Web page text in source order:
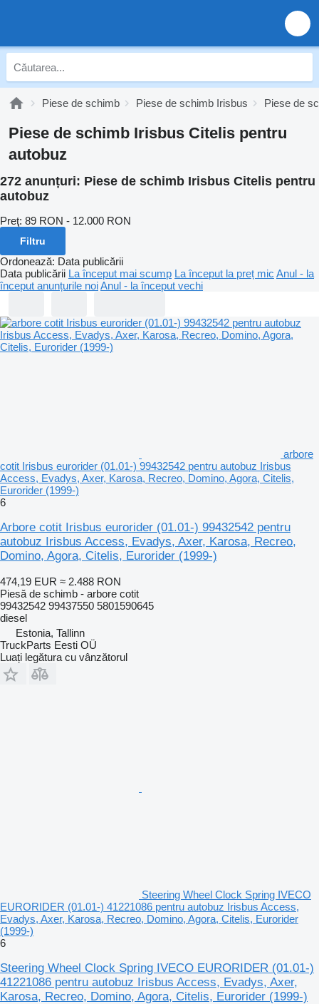
Piese de schimb Piese de schimb Irisbus Piese de
Piese de schimb Irisbus Citelis pentru
autobuz
272 anunțuri: Piese de schimb Irisbus Citelis pentru
autobuz
Preţ: 89 RON - 12.000 RON
Filtru
Ordonează: Data publicării
Data publicării La început mai scump La început la preț mic Anul - la
început anunțurile noiAnul - la început vechi
arbore
cotit Irisbus eurorider (01.01-) 99432542 pentru autobuz Irisbus
Access, Evadys, Axer, Karosa, Recreo, Domino, Agora, Citelis,
Eurorider (1999-)
6
Arbore cotit Irisbus eurorider (01.01-) 99432542 pentru
autobuz Irisbus Access, Evadys, Axer, Karosa, Recreo,
Domino, Agora, Citelis, Eurorider (1999-)
474,19 EUR ≈ 2.488 RON
Piesă de schimb - arbore cotit
99432542 99437550 5801590645
diesel
Estonia, Tallinn
TruckParts Eesti OÜ
Luați legătura cu vânzătorul
Steering Wheel Clock Spring IVECO
EURORIDER (01.01-) 41221086 pentru autobuz Irisbus Access,
Evadys, Axer, Karosa, Recreo, Domino, Agora, Citelis, Eurorider
(1999-)
6
Steering Wheel Clock Spring IVECO EURORIDER (01.01-)
41221086 pentru autobuz Irisbus Access, Evadys, Axer,
Karosa, Recreo, Domino, Agora, Citelis, Eurorider (1999-)